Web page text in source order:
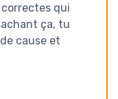
qui
ça, tu
cause et